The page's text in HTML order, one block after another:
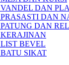
DAN
DAN
DAN
BEVEL
SIKAT